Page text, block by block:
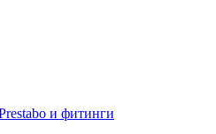
и фитинги